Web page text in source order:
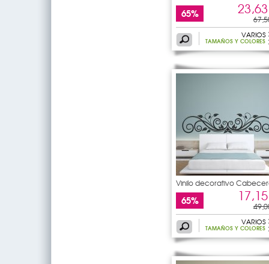
de
65%
VARIOS
TAMAÑOS Y COLORES
Vinilo decorativo
de
65%
VARIOS
TAMAÑOS Y COLORES